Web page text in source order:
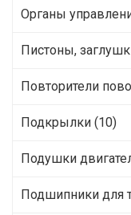
Органы
Пистоны,
Повторители
Подкрылки (10)
Подушки
Подшипники для